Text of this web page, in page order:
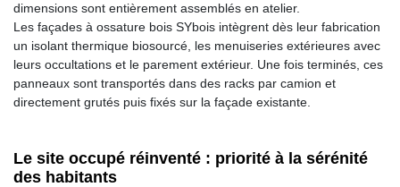
dimensions sont entièrement assemblés en atelier.
Les façades à ossature bois SYbois intègrent dès leur fabrication
un isolant thermique biosourcé, les menuiseries extérieures avec
leurs occultations et le parement extérieur. Une fois terminés, ces
panneaux sont transportés dans des racks par camion et
directement grutés puis fixés sur la façade existante.
Le site occupé réinventé : priorité à la sérénité
des habitants